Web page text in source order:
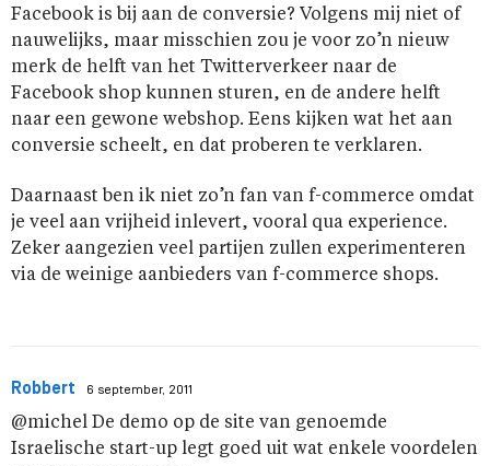
Facebook is bij aan de conversie? Volgens mij niet of
nauwelijks, maar misschien zou je voor zo’n nieuw
merk de helft van het Twitterverkeer naar de
Facebook shop kunnen sturen, en de andere helft
naar een gewone webshop. Eens kijken wat het aan
conversie scheelt, en dat proberen te verklaren.
Daarnaast ben ik niet zo’n fan van f-commerce omdat
je veel aan vrijheid inlevert, vooral qua experience.
Zeker aangezien veel partijen zullen experimenteren
via de weinige aanbieders van f-commerce shops.
Robbert 6 september, 2011
@michel De demo op de site van genoemde
Israelische start-up legt goed uit wat enkele voordelen